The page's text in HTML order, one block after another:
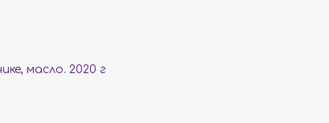
е, масло. 2020 г